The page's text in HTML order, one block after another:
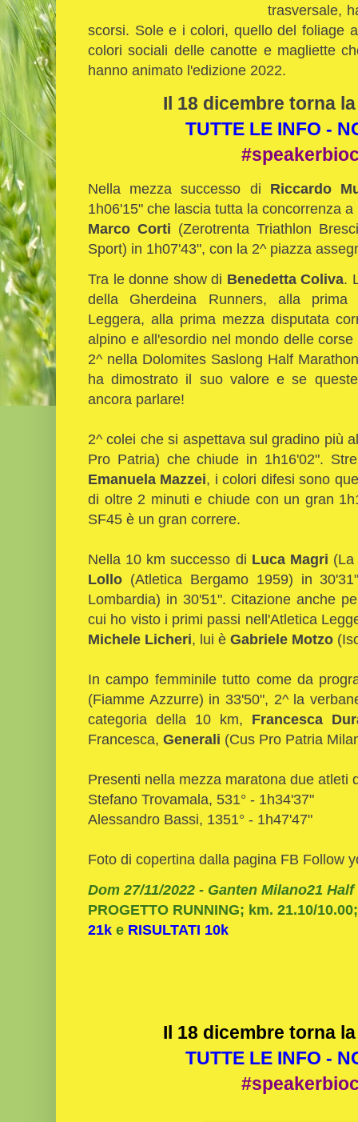
trasversale,
scorsi. Sole e i colori, quello del foliage
colori sociali delle canotte e magliette
hanno animato l'edizione 2022.
Il 18 dicembre torna
TUTTE LE INFO -
Nella mezza successo di Riccardo
1h06'15" che lascia tutta la concorrenza
Marco Corti (Zerotrenta Triathlon
Sport) in 1h07'43", con la 2^ piazza
Tra le donne show di Benedetta Coliva.
della Gherdeina Runners, alla prima
Leggera, alla prima mezza disputata
alpino e all'esordio nel mondo delle
2^ nella Dolomites Saslong Half
ha dimostrato il suo valore e se
ancora parlare!
2^ colei che si aspettava sul gradino più
Pro Patria) che chiude in 1h16'02".
Emanuela Mazzei, i colori difesi sono
di oltre 2 minuti e chiude con un gran
SF45 è un gran correre.
Nella 10 km successo di Luca Magri
Lollo (Atletica Bergamo 1959) in
Lombardia) in 30'51". Citazione anche
cui ho visto i primi passi nell'Atletica
Michele Licheri, lui è Gabriele Motzo
In campo femminile tutto come da
(Fiamme Azzurre) in 33'50", 2^ la
categoria della 10 km, Francesca
Francesca, Generali (Cus Pro Patria
Presenti nella mezza maratona due atleti
Stefano Trovamala, 531° - 1h34'37"
Alessandro Bassi, 1351° - 1h47'47"
Foto di copertina dalla pagina FB Follow
Dom 27/11/2022 - Ganten Milano21
PROGETTO RUNNING; km. 21.10/
21k e RISULTATI 10k
Il 18 dicembre torna
TUTTE LE INFO -